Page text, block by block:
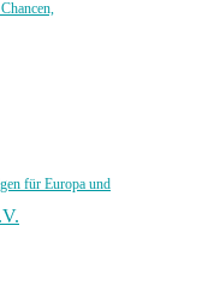
für Europa und